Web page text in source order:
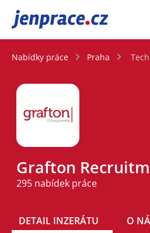
JenPráce.cz
Nabídky práce Praha
Grafton
295 nabídek práce
DETAIL INZERÁTU O